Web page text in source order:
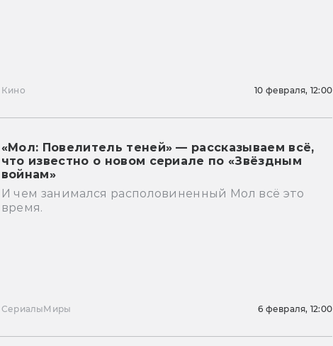
Кино 10 февраля, 12:00
«Мол: Повелитель теней» — рассказываем всё,
что известно о новом сериале по «Звёздным
войнам»
И чем занимался располовиненный Мол всё это
время.
СериалыМиры 6 февраля, 12:00